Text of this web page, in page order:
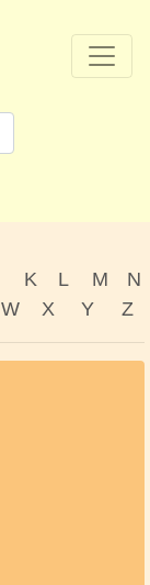
K L M
N
W X Y Z